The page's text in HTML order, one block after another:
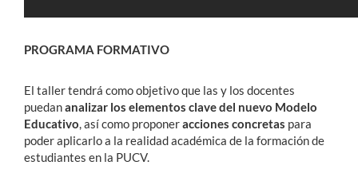
PROGRAMA FORMATIVO
El taller tendrá como objetivo que las y los docentes
puedananalizar los elementos clave del nuevo Modelo
Educativo, así como proponeracciones concretas para
poder aplicarlo a la realidad académica de la formación de
estudiantes en la PUCV.